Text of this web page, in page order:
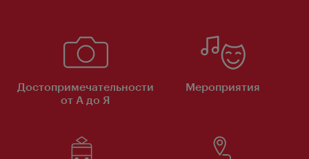
Достопримечательности
от А до Я
Мероприятия